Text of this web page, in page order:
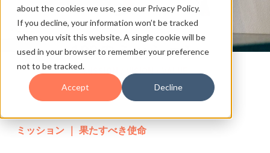
about the cookies we use, see our Privacy Policy.
If you decline, your information won’t be tracked
when you visit this website. A single cookie will be
used in your browser to remember your preference
not to be tracked.
Accept Decline
100のミッション
MISSION / VISION / VALUE
ミッション ｜ 果たすべき使命